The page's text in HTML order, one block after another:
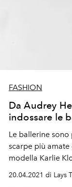
FASHION
Da Audrey
indossare le
Le ballerine
scarpe più
modella Karlie
Primavera
maniera trendy
20.04.2021 di Lays